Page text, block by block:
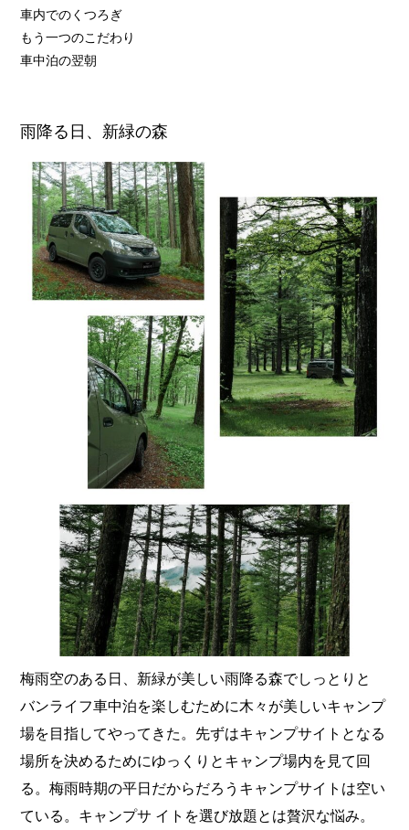
車内でのくつろぎ
もう一つのこだわり
車中泊の翌朝
雨降る日、新緑の森
梅雨空のある日、新緑が美しい雨降る森でしっとりと
バンライフ車中泊を楽しむために木々が美しいキャンプ
場を目指してやってきた。先ずはキャンプサイトとなる
場所を決めるためにゆっくりとキャンプ場内を見て回
る。梅雨時期の平日だからだろうキャンプサイトは空い
ている。キャンプサ イトを選び放題とは贅沢な悩み。